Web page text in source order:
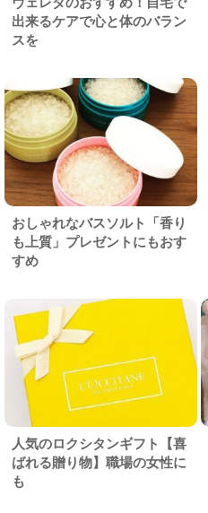
出来るケアで心と体のバラン
スを
おしゃれなバスソルト「香り
も上質」プレゼントにもおす
すめ
人気のロクシタンギフト【喜
ばれる贈り物】職場の女性に
も